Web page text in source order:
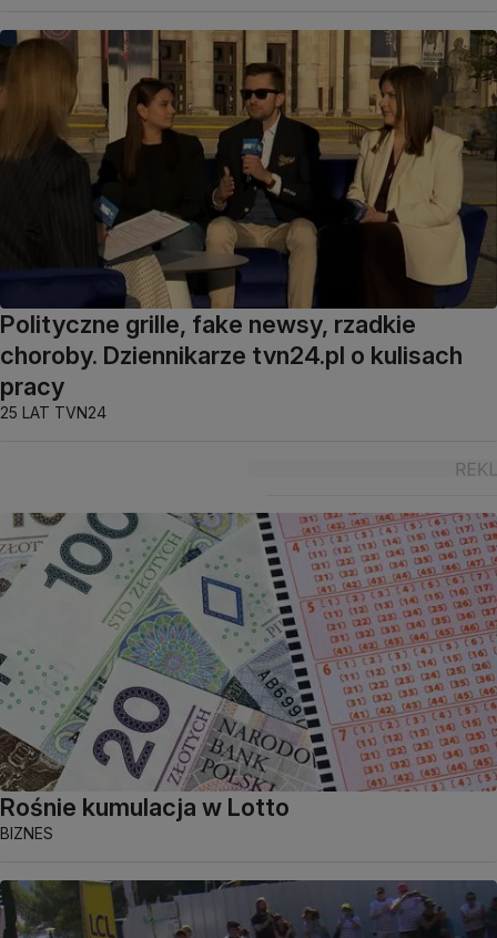
Polityczne grille, fake newsy, rzadkie
choroby. Dziennikarze tvn24.pl o kulisach
pracy
25 LAT TVN24
Rośnie kumulacja w Lotto
BIZNES